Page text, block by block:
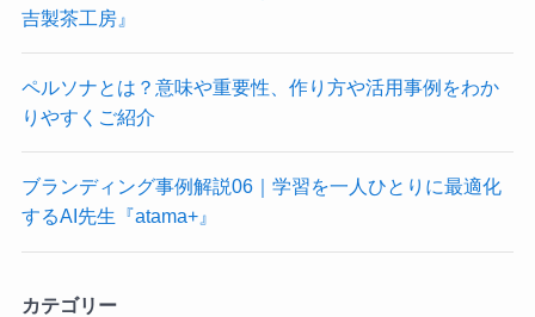
吉製茶工房』
ペルソナとは？意味や重要性、作り方や活用事例をわか
りやすくご紹介
ブランディング事例解説06｜学習を一人ひとりに最適化
するAI先生『atama+』
カテゴリー